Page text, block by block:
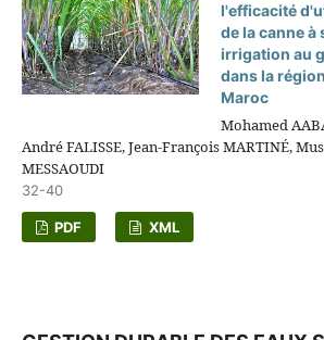
l'efficacité
de la canne à
irrigation au
dans la
Maroc
Mohamed
André FALISSE, Jean-François MARTINÉ,
MESSAOUDI
32-40
PDF XML